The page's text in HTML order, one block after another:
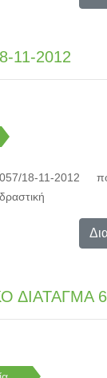
11-2012
11-2012 που
ΔΙΑΤΑΓΜΑ